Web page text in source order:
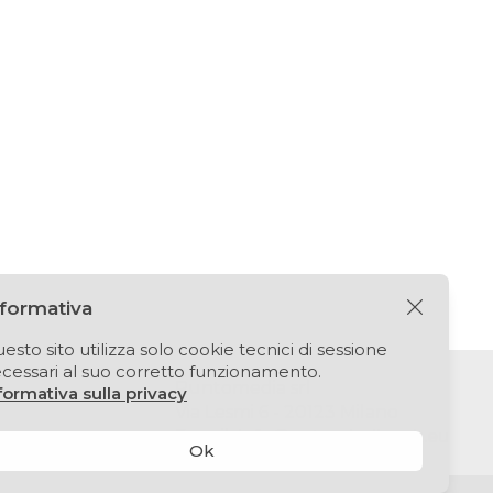
Puntomedia srl
E-mail:info@extendedbook.eu
sito utilizza solo cookie tecnici di sessione
al suo corretto funzionamento.
sulla privacy
Ok